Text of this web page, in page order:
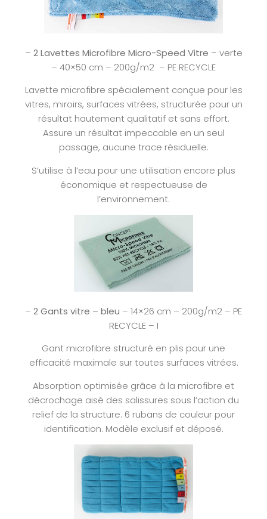
– 2 Lavettes Microfibre Micro-Speed Vitre – verte
– 40×50 cm – 200g/m2 – PE RECYCLE
Lavette microfibre spécialement conçue pour les
vitres, miroirs, surfaces vitrées, structurée pour un
résultat hautement qualitatif et sans effort.
Assure un résultat impeccable en un seul
passage, aucune trace résiduelle.
S’utilise à l’eau pour une utilisation encore plus
économique et respectueuse de
l’environnement.
– 2 Gants vitre – bleu – 14×26 cm – 200g/m2 – PE
RECYCLE – I
Gant microfibre structuré en plis pour une
efficacité maximale sur toutes surfaces vitrées.
Absorption optimisée grâce à la microfibre et
décrochage aisé des salissures sous l’action du
relief de la structure. 6 rubans de couleur pour
identification. Modèle exclusif et déposé.